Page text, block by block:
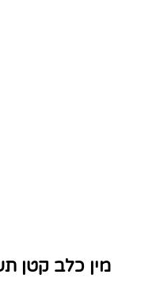
מין כלב קטן